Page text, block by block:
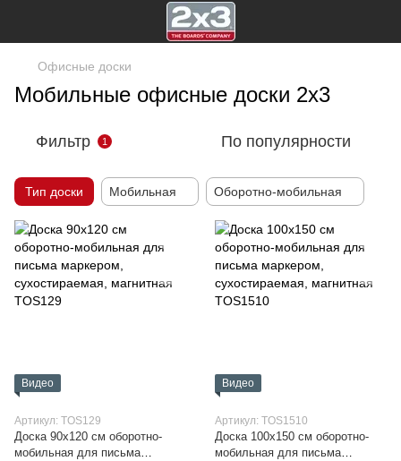
Офисные доски
Мобильные офисные доски 2х3
Фильтр 1 По популярности
Тип доски Мобильная Оборотно-мобильная
Видео
Артикул: TOS129
Доска 90x120 см оборотно-
мобильная для письма
Видео
Артикул: TOS1510
Доска 100x150 см оборотно-
мобильная для письма